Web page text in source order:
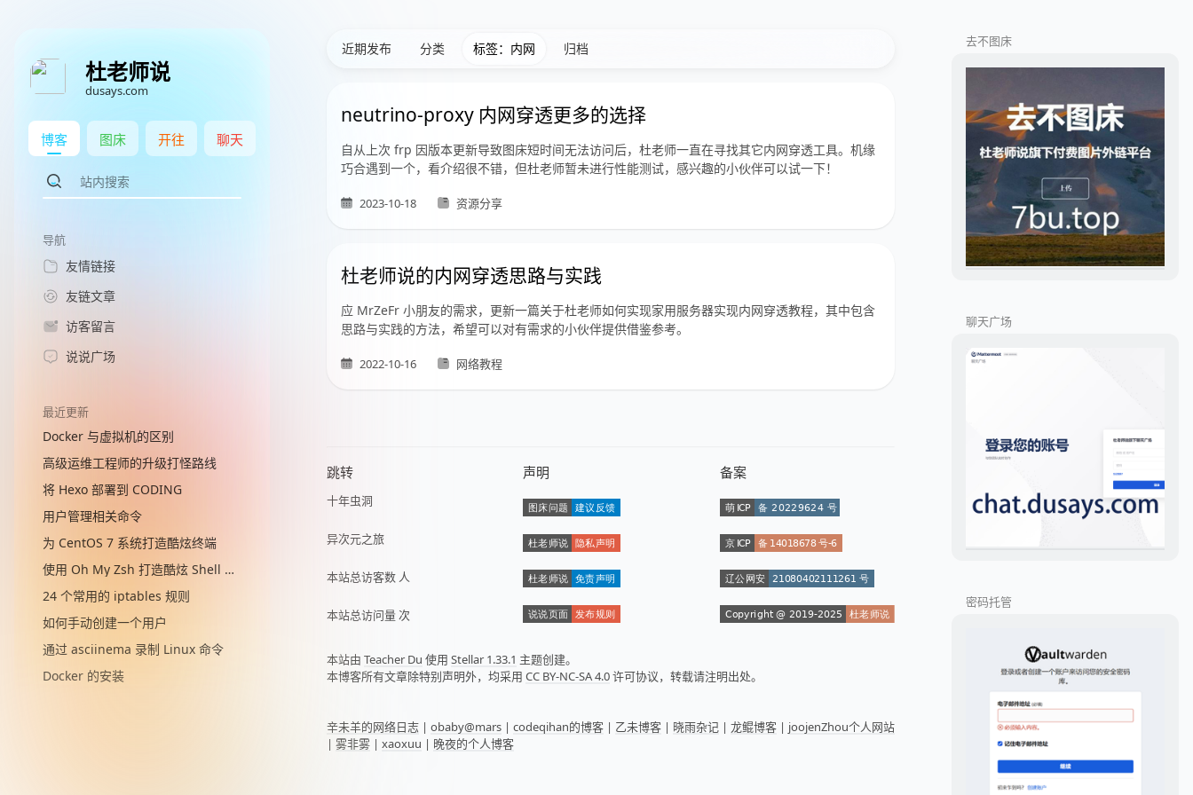
杜老师说
dusays.com
博客 图床 开往 聊天
导航
友情链接
友链文章
访客留言
说说广场
最近更新
Docker 与虚拟机的区别
高级运维工程师的升级打怪路线
将 Hexo 部署到 CODING
用户管理相关命令
为 CentOS 7 系统打造酷炫终端
使用 Oh My Zsh 打造酷炫 Shell 终端
24 个常用的 iptables 规则
如何手动创建一个用户
通过 asciinema 录制 Linux 命令
Docker 的安装
近期发布 分类 标签：内网 归档
neutrino-proxy 内网穿透更多的选择
自从上次 frp 因版本更新导致图床短时间无法访问后，杜老师一直在寻找其它内网穿透工具。机缘
巧合遇到一个，看介绍很不错，但杜老师暂未进行性能测试，感兴趣的小伙伴可以试一下！
2023-10-18 资源分享
杜老师说的内网穿透思路与实践
应 MrZeFr 小朋友的需求，更新一篇关于杜老师如何实现家用服务器实现内网穿透教程，其中包含
思路与实践的方法，希望可以对有需求的小伙伴提供借鉴参考。
2022-10-16 网络教程
跳转
十年虫洞
异次元之旅
本站总访客数 人
本站总访问量次
声明 备案
本站由 Teacher Du 使用 Stellar 1.33.1 主题创建。
本博客所有文章除特别声明外，均采用 CC BY-NC-SA 4.0许可协议，转载请注明出处。
辛未羊的网络日志 | obaby@mars | codeqihan的博客 | 乙未博客 | 晓雨杂记 | 龙鲲博客 | joojenZhou个人网站
| 雾非雾 | xaoxuu | 晚夜的个人博客
去不图床
聊天广场
密码托管